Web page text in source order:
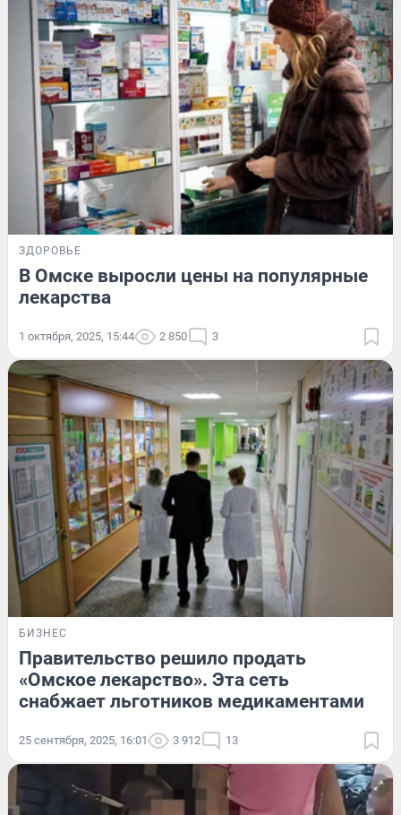
ЗДОРОВЬЕ
В Омске выросли цены на популярные
лекарства
1 октября, 2025, 15:44 2 850 3
БИЗНЕС
Правительство решило продать
«Омское лекарство». Эта сеть
снабжает льготников медикаментами
25 сентября, 2025, 16:01 3 912 13